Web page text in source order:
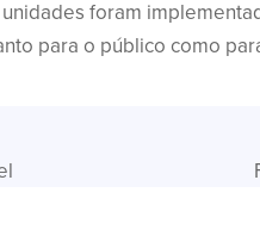
foram
para o público como